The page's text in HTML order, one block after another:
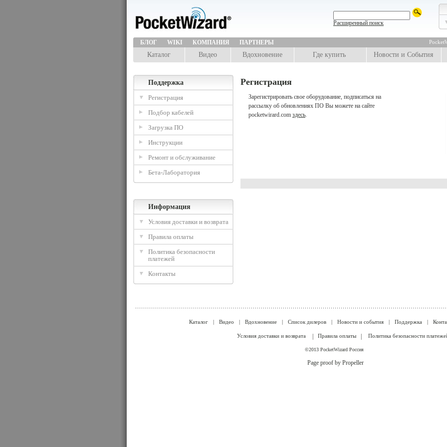
Расширенный поиск
БЛОГ WIKI КОМПАНИЯ ПАРТНЕРЫ
Каталог Видео Вдохновение Где купить Новости и События
Поддержка
Регистрация
Подбор кабелей
Загрузка ПО
Инструкции
Ремонт и обслуживание
Бета-Лаборатория
Информация
Условия доставки и возврата
Правила оплаты
Политика безопасности
платежей
Контакты
Регистрация
Зарегистрировать свое оборудование, подписаться на
рассылку об обновлениях ПО Вы можете на сайте
pocketwirard.com здесь.
Каталог | Видео | Вдохновение | Список дилеров | Новости и события | Поддержка |
Условия доставки и возврата Правила оплаты Политика безопасности
©2013 PocketWizard Россия
Page proof by Propeller